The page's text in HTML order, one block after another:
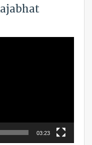
03:23